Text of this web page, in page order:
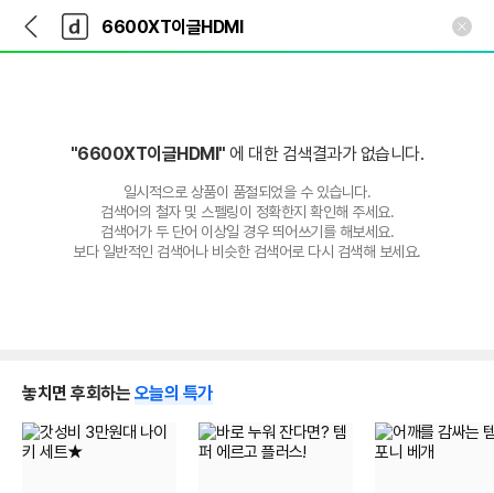
다
나
와
가
다
와
"6600XT이글HDMI"에 대한 검색결과가 없습니다.
일시적으로 상품이 품절되었을 수 있습니다.
검색어의 철자 및 스펠링이 정확한지 확인해 주세요.
검색어가 두 단어 이상일 경우 띄어쓰기를 해보세요.
보다 일반적인 검색어나 비슷한 검색어로 다시 검색해 보세요.
놓치면 후회하는 오늘의 특가